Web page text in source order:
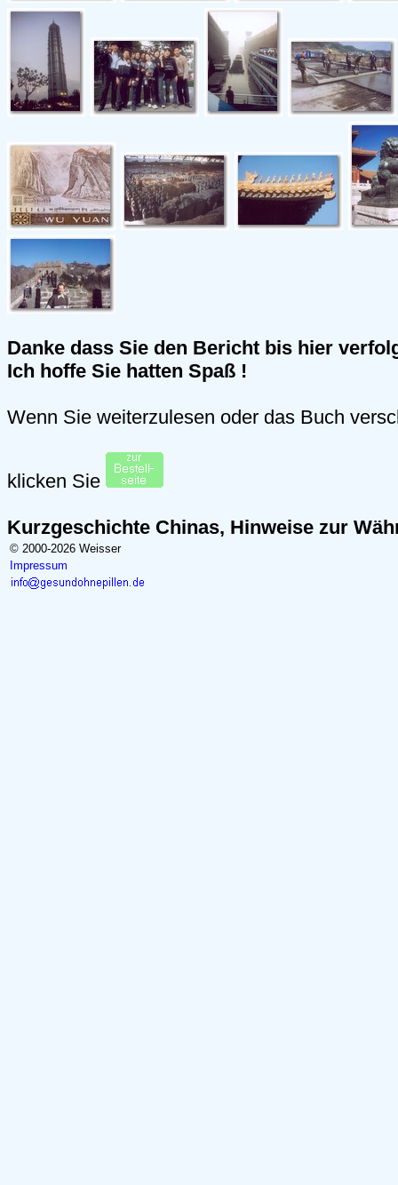
Danke dass Sie den Bericht bis hier
Ich hoffe Sie hatten Spaß !
Wenn Sie weiterzulesen oder das Buch
klicken Sie
Kurzgeschichte Chinas, Hinweise zur
© 2000-2026 Weisser
Impressum